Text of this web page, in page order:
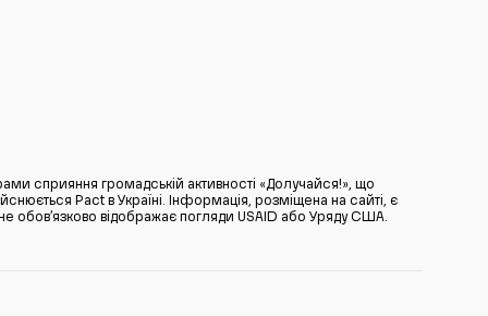
сприяння громадській активності «Долучайся!», що
Pact в Україні. Інформація, розміщена на сайті, є
обов’язково відображає погляди USAID або Уряду США.